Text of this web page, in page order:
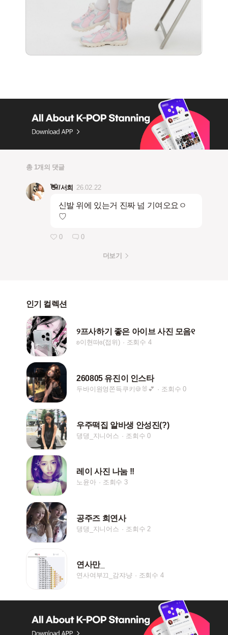
총 1개의 댓글
👋//서희 26.02.22
신발 위에 있는거 진짜 넘 기여오요ㅇ
♡
0 0
더보기
인기 컬렉션
୨프사하기 좋은 아이브 사진 모음୧
ʚ이현떠ɞ(접위) 조회수 4
260805 유진이 인스타
두바이원영쫀득쿠키🍪🐰💕 조회수 0
우주떡집 알바생 안성진(?)
댕댕_지니어스 조회수 0
레이 사진 나눔 !!
노윤아 조회수 3
공주즈 희연사
댕댕_지니어스 조회수 2
연사만_
연사여부끄_감쟈냥 조회수 4